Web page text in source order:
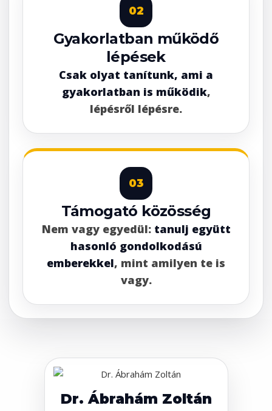
02
Gyakorlatban működő
lépések
Csak olyat tanítunk, ami a
gyakorlatban is működik,
lépésről lépésre.
03
Támogató közösség
Nem vagy egyedül: tanulj együtt
hasonló gondolkodású
emberekkel, mint amilyen te is
vagy.
Dr. Ábrahám Zoltán